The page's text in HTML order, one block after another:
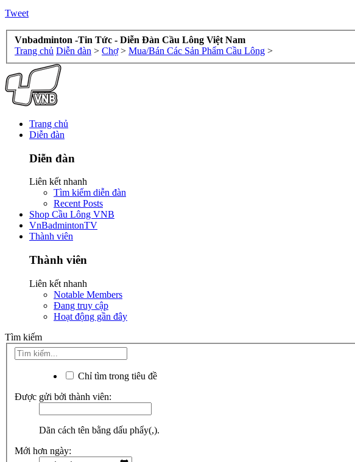
Tweet
Vnbadminton -Tin Tức - Diễn Đàn Cầu Lông Việt Nam
Trang chủ Diễn đàn > Chợ > Mua/Bán Các Sản Phẩm Cầu Lông >
Trang chủ
Diễn đàn
Diễn đàn
Liên kết nhanh
Tìm kiếm diễn đàn
Recent Posts
Shop Cầu Lông VNB
VnBadmintonTV
Thành viên
Thành viên
Liên kết nhanh
Notable Members
Đang truy cập
Hoạt động gần đây
Tìm kiếm
Chỉ tìm trong tiêu đề
Được gửi bởi thành viên:
Dãn cách tên bằng dấu phẩy(,).
Mới hơn ngày: